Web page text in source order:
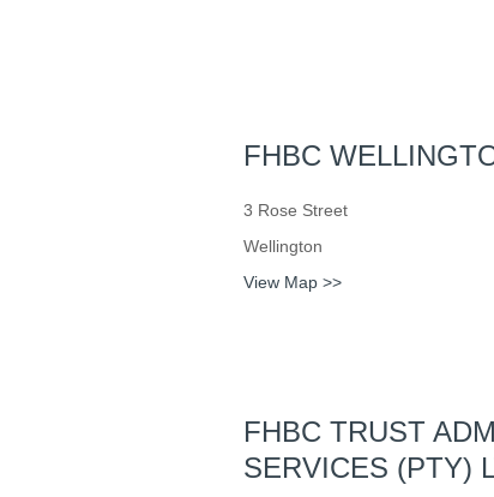
FHBC
3 Rose Street
Wellington
View Map >>
FHBC TRUST
SERVICES (PTY)